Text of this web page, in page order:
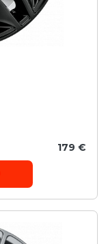
179 €